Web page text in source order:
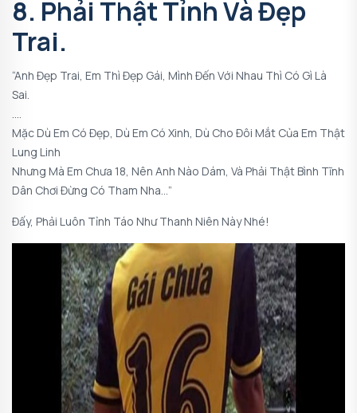
8. Phải Thật Tỉnh Và Đẹp
Trai.
“Anh Đẹp Trai, Em Thì Đẹp Gái, Mình Đến Với Nhau Thì Có Gì Là
Sai.
Mặc Dù Em Có Đẹp, Dù Em Có Xinh, Dù Cho Đôi Mắt Của Em Thật
Lung Linh
Nhưng Mà Em Chưa 18, Nên Anh Nào Dám, Và Phải Thật Bình Tĩnh
Dân Chơi Đừng Có Tham Nha…”
Đấy, Phải Luôn Tỉnh Táo Như Thanh Niên Này Nhé!